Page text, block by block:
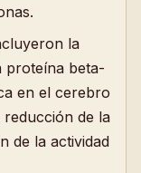
la
proteína beta-
en el cerebro
de la
de la actividad